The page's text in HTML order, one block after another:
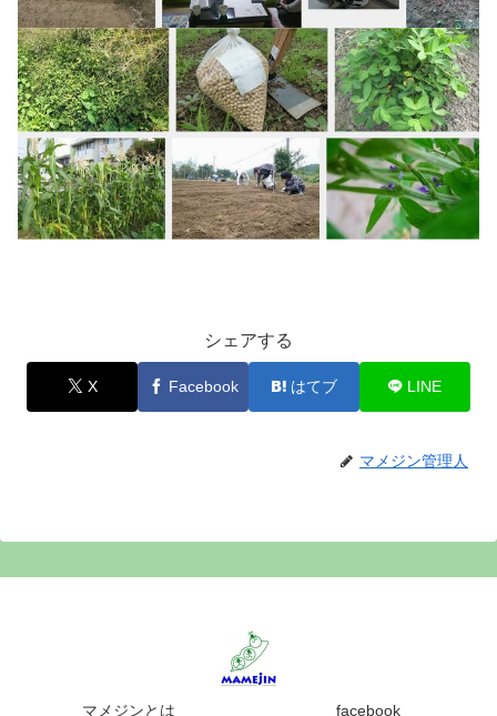
シェアする
X Facebook はてブ LINE
マメジン管理人
マメジンとは facebook